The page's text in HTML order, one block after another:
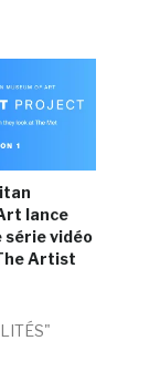
lance
série vidéo
Artist